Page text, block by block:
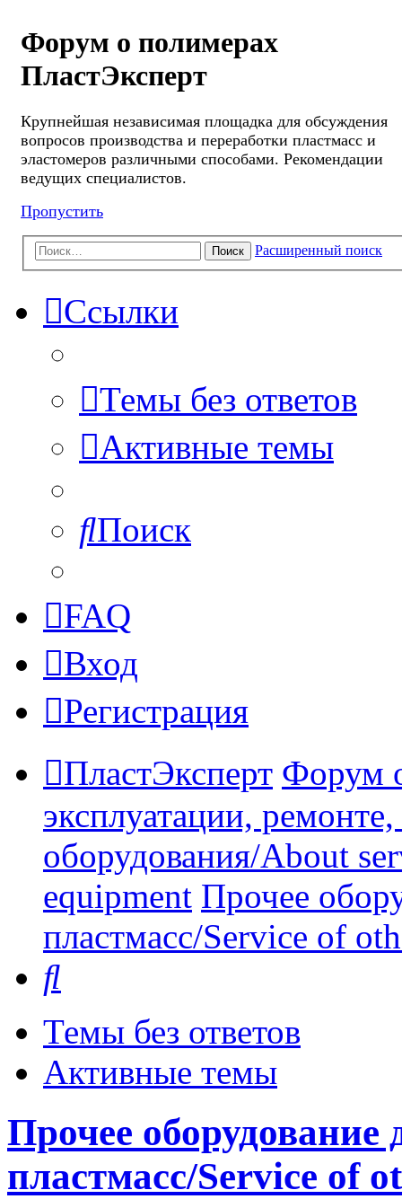
Форум о полимерах
ПластЭксперт
Крупнейшая независимая площадка для обсуждения
вопросов производства и переработки пластмасс и
эластомеров различными способами. Рекомендации
ведущих специалистов.
Пропустить
Поиск Расширенный поиск
Ссылки
Темы без ответов
Активные темы
Поиск
FAQ
Вход
Регистрация
ПластЭксперт Форум
эксплуатации,
оборудования/About
equipment Прочее
пластмасс/Service of
Темы без ответов
Активные темы
Прочее оборудование
пластмасс/Service of